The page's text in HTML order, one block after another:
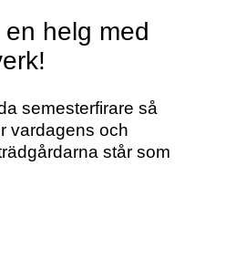
helg med
semesterfirare så
vardagens och
står som